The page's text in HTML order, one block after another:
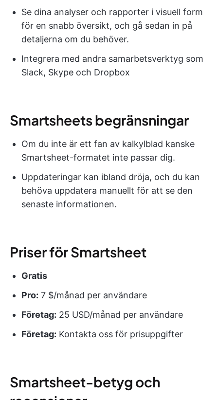
Se dina analyser och rapporter i visuell form
för en snabb översikt, och gå sedan in på
detaljerna om du behöver.
Integrera med andra samarbetsverktyg som
Slack, Skype och Dropbox
Smartsheets begränsningar
Om du inte är ett fan av kalkylblad kanske
Smartsheet-formatet inte passar dig.
Uppdateringar kan ibland dröja, och du kan
behöva uppdatera manuellt för att se den
senaste informationen.
Priser för Smartsheet
Gratis
Pro: 7 $/månad per användare
Företag: 25 USD/månad per användare
Företag: Kontakta oss för prisuppgifter
Smartsheet-betyg och